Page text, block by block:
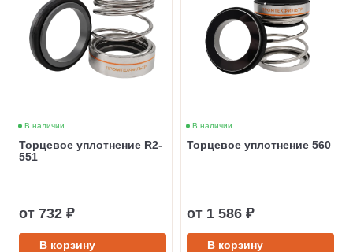
В наличии
Торцевое уплотнение R2-
551
от 732 ₽
В корзину
В наличии
Торцевое уплотнение 560
от 1 586 ₽
В корзину